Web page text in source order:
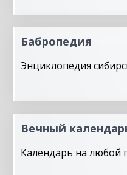
Бабропедия
Энциклопедия
Вечный
Календарь на любой